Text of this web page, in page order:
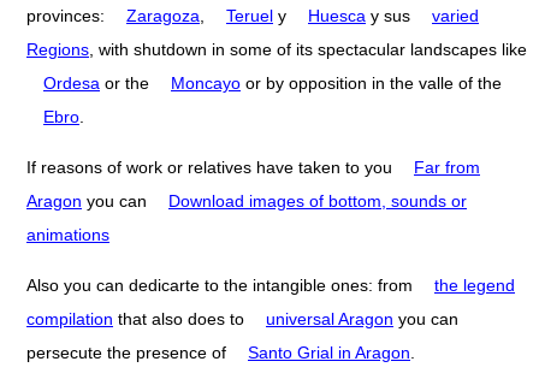
provinces:
Zaragoza Teruel y Huesca y sus
varied
Regions , with shutdown in some of its spectacular landscapes like
Ordesa or the Moncayo or by opposition in the valle of the
Ebro
If reasons of work or relatives have taken to you
Far from
Aragon you can
Download images of bottom, sounds or
animations
Also you can dedicarte to the intangible ones: from
the legend
compilation that also does to universal Aragon you can
persecute the presence of
Santo Grial in Aragon